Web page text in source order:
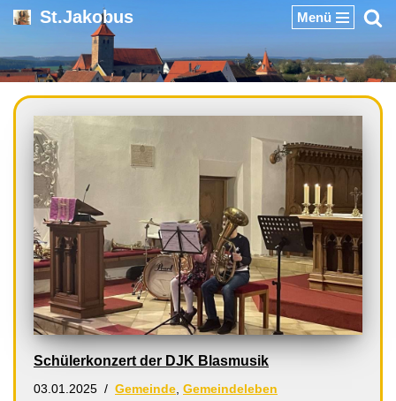
Inhalt
St.Jakobus Menü
Schülerkonzert der DJK Blasmusik
03.01.2025 Gemeinde, Gemeindeleben